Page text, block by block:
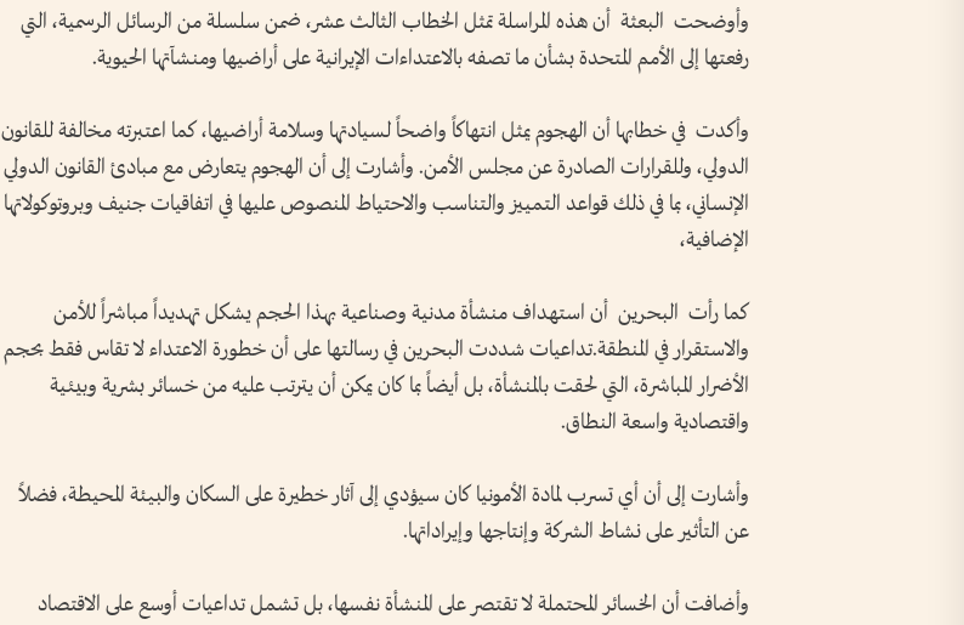
وأوضحت البعثة أن هذه المراسلة تمثل الخطاب الثالث عشر، ضمن سلسلة من الرسائل الرسمية، التي
رفعتها إلى الأمم المتحدة بشأن ما تصفه بالاعتداءات الإيرانية على أراضيها ومنشآتها الحيوية.
وأكدت في خطابها أن الهجوم يمثل انتهاكاً واضحاً لسيادتها وسلامة أراضيها، كما اعتبرته مخالفة للقانون
الدولي، وللقرارات الصادرة عن مجلس الأمن. وأشارت إلى أن الهجوم يتعارض مع مبادئ القانون الدولي
الإنساني، بما في ذلك قواعد التمييز والتناسب والاحتياط المنصوص عليها في اتفاقيات جنيف وبروتوكولاتها
الإضافية،
كما رأت البحرين أن استهداف منشأة مدنية وصناعية بهذا الحجم يشكل تهديداً مباشراً للأمن
والاستقرار في المنطقة.تداعيات شددت البحرين في رسالتها على أن خطورة الاعتداء لا تقاس فقط بحجم
الأضرار المباشرة، التي لحقت بالمنشأة، بل أيضاً بما كان يمكن أن يترتب عليه من خسائر بشرية وبيئية
واقتصادية واسعة النطاق.
وأشارت إلى أن أي تسرب لمادة الأمونيا كان سيؤدي إلى آثار خطيرة على السكان والبيئة المحيطة، فضلاً
عن التأثير على نشاط الشركة وإنتاجها وإيراداتها.
وأضافت أن الخسائر المحتملة لا تقتصر على المنشأة نفسها، بل تشمل تداعيات أوسع على الاقتصاد